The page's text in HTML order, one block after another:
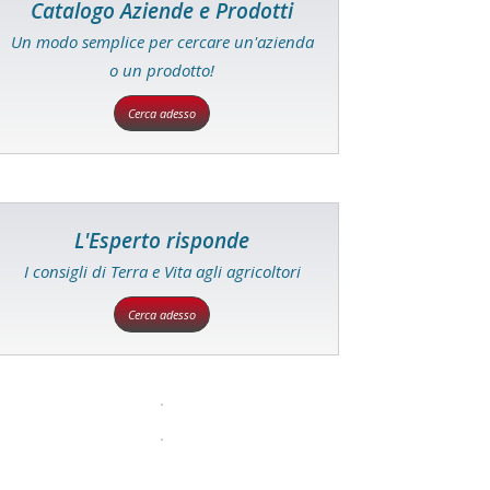
Catalogo Aziende e Prodotti
Un modo semplice per cercare un'azienda
o un prodotto!
Cerca adesso
L'Esperto risponde
I consigli di Terra e Vita agli agricoltori
Cerca adesso